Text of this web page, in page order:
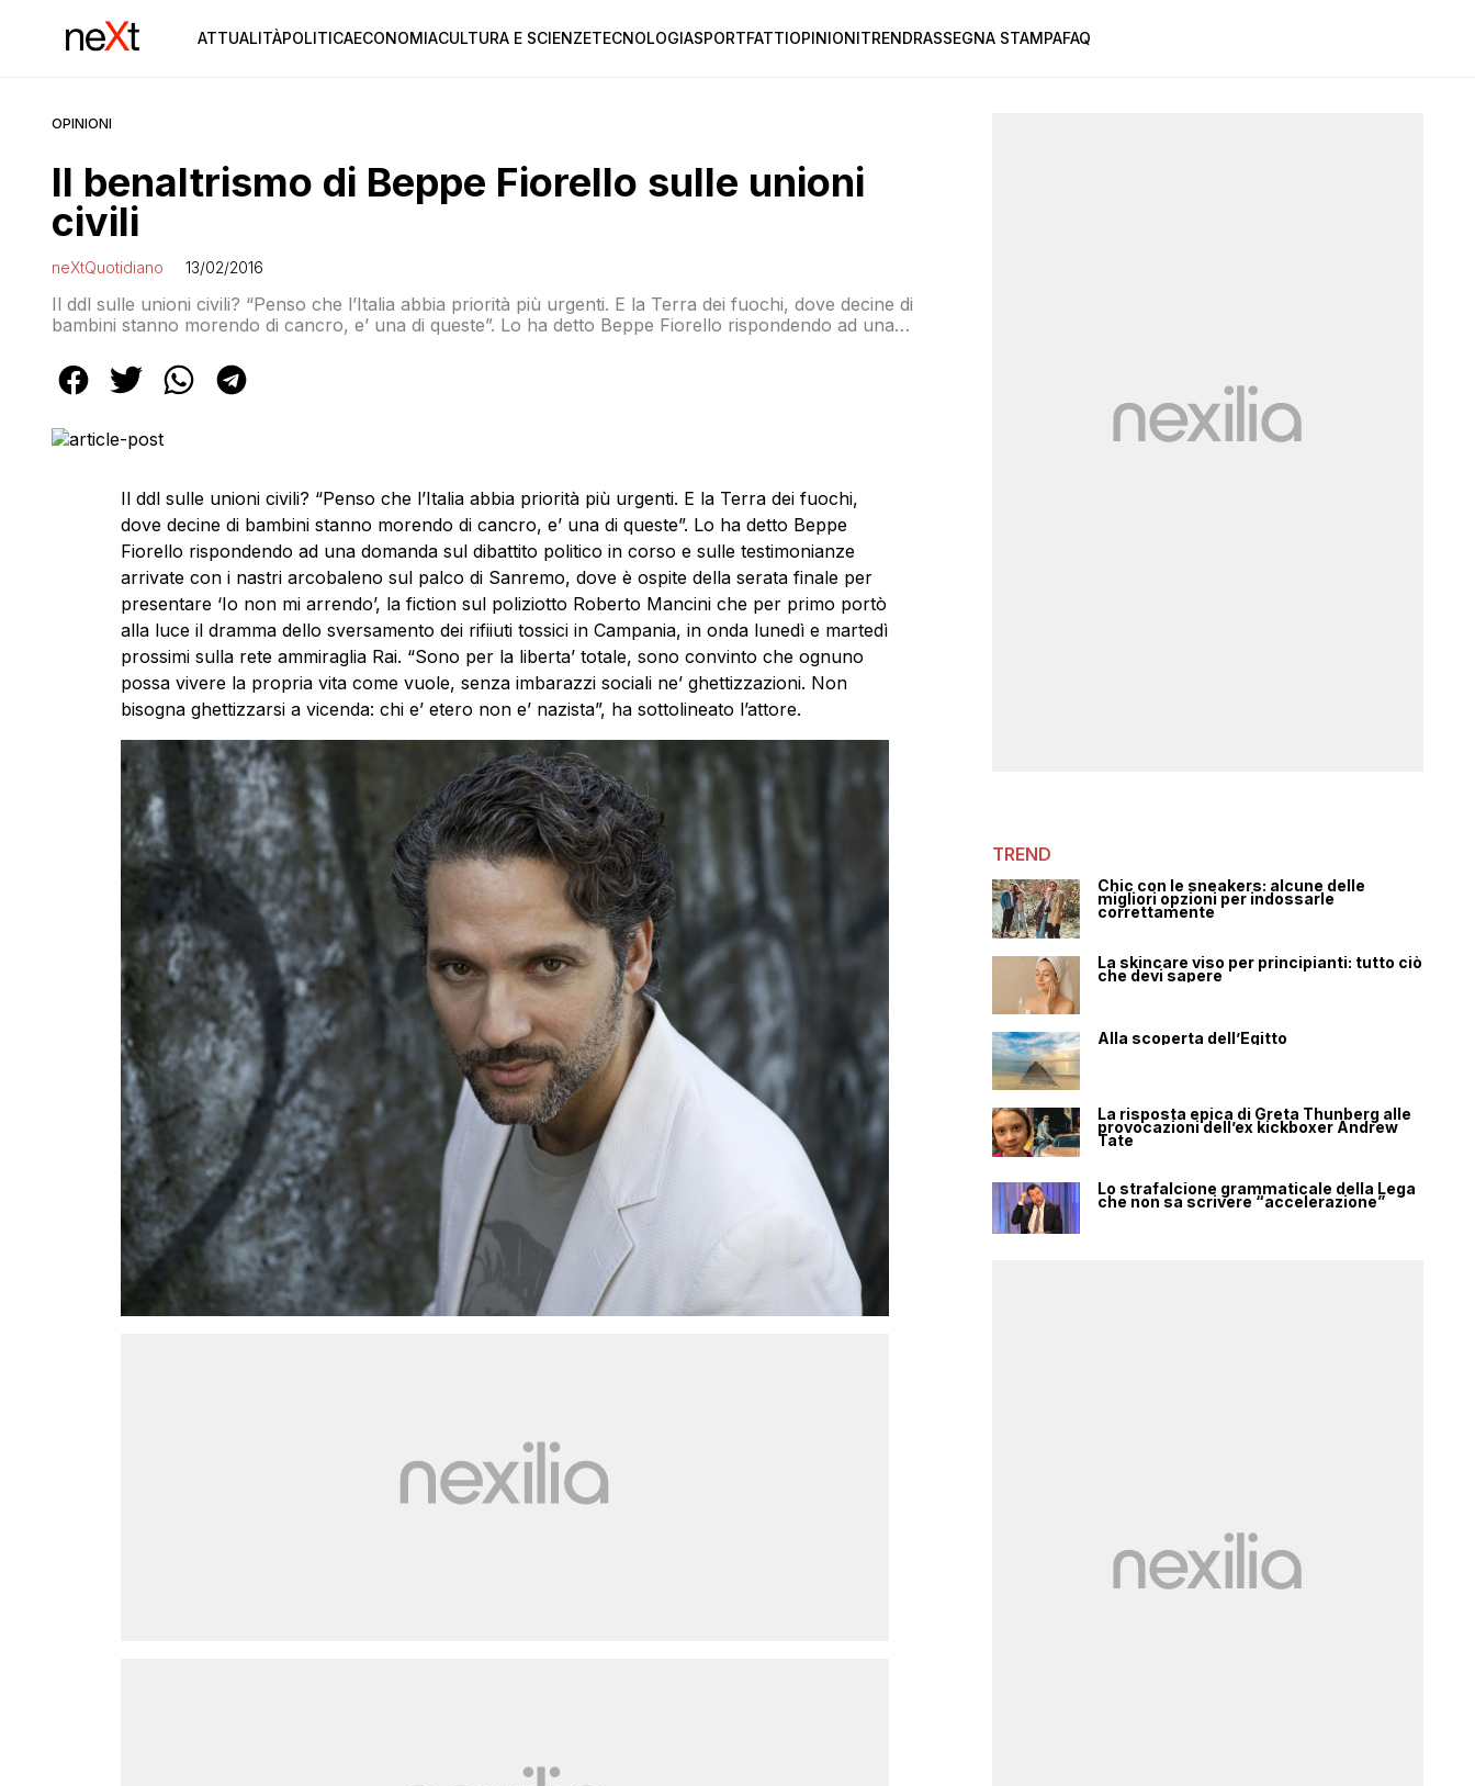
ATTUALITÀPOLITICAECONOMIACULTURA E SCIENZETECNOLOGIASPORTFATTIOPINIONITRENDRASSEGNA STAMPAFAQ
OPINIONI
Il benaltrismo di Beppe Fiorello sulle unioni
civili
neXtQuotidiano 13/02/2016
Il ddl sulle unioni civili? “Penso che l’Italia abbia priorità più urgenti. E la Terra dei fuochi, dove decine di
bambini stanno morendo di cancro, e’ una di queste”. Lo ha detto Beppe Fiorello rispondendo ad una
Sanremo, […]
Il ddl sulle unioni civili? “Penso che l’Italia abbia priorità più urgenti. E la Terra dei fuochi,
dove decine di bambini stanno morendo di cancro, e’ una di queste”. Lo ha detto Beppe
Fiorello rispondendo ad una domanda sul dibattito politico in corso e sulle testimonianze
arrivate con i nastri arcobaleno sul palco di Sanremo, dove è ospite della serata finale per
presentare ‘Io non mi arrendo’, la fiction sul poliziotto Roberto Mancini che per primo portò
alla luce il dramma dello sversamento dei rifiiuti tossici in Campania, in onda lunedì e martedì
prossimi sulla rete ammiraglia Rai. “Sono per la liberta’ totale, sono convinto che ognuno
possa vivere la propria vita come vuole, senza imbarazzi sociali ne’ ghettizzazioni. Non
bisogna ghettizzarsi a vicenda: chi e’ etero non e’ nazista”, ha sottolineato l’attore.
TREND
Chic con le sneakers: alcune delle
migliori opzioni per indossarle
correttamente
La skincare viso per principianti: tutto ciò
che devi sapere
Alla scoperta dell’Egitto
La risposta epica di Greta Thunberg alle
provocazioni dell’ex kickboxer Andrew
Tate
Lo strafalcione grammaticale della Lega
che non sa scrivere “accelerazione”